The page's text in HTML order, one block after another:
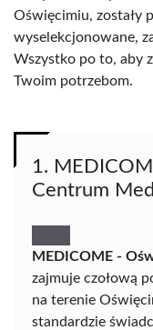
Oświęcimiu, zostały
wyselekcjonowane,
Wszystko po to, aby
Twoim potrzebom.
1.
Centrum
MEDICOME -
zajmuje czołową
na terenie
standardzie